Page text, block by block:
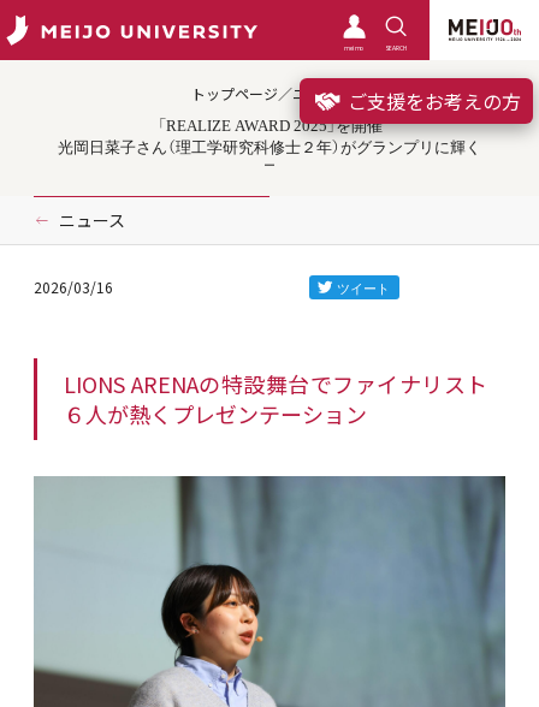
meimo SEARCH
ご支援をお考えの方
トップページ／ニュース
「REALIZE AWARD 2025」を開催
光岡日菜子さん（理工学研究科修士２年）がグランプリに輝く
ニュース
2026/03/16
LIONS ARENAの特設舞台でファイナリスト
６人が熱くプレゼンテーション